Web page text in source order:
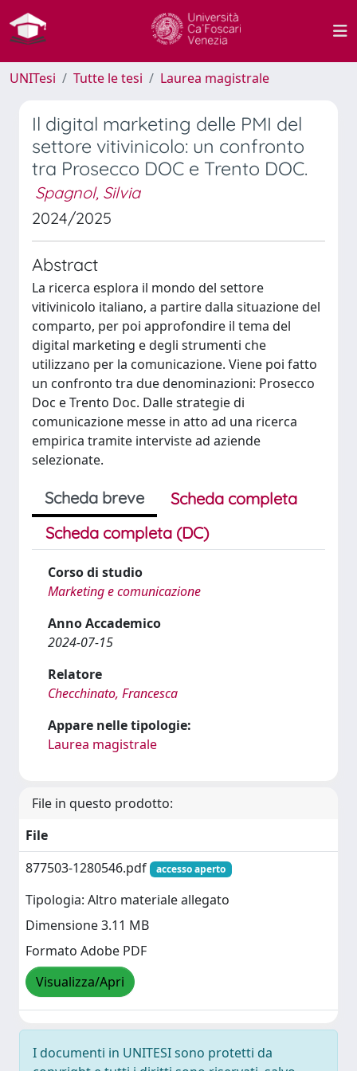
UNITesi Tutte le tesi Laurea magistrale
Il digital marketing delle PMI del
settore vitivinicolo: un confronto
tra Prosecco DOC e Trento DOC.
Spagnol, Silvia
2024/2025
Abstract
La ricerca esplora il mondo del settore
vitivinicolo italiano, a partire dalla situazione del
comparto, per poi approfondire il tema del
digital marketing e degli strumenti che
utilizzano per la comunicazione. Viene poi fatto
un confronto tra due denominazioni: Prosecco
Doc e Trento Doc. Dalle strategie di
comunicazione messe in atto ad una ricerca
empirica tramite interviste ad aziende
selezionate.
Scheda breve
Scheda completa
Scheda completa (DC)
Corso di studio
Marketing e comunicazione
Anno Accademico
2024-07-15
Relatore
Checchinato, Francesca
Appare nelle tipologie:
Laurea magistrale
File in questo prodotto:
File
877503-1280546.pdf
accesso aperto
Tipologia: Altro materiale allegato
Dimensione 3.11 MB
Formato Adobe PDF
Visualizza/Apri
I documenti in UNITESI sono protetti da